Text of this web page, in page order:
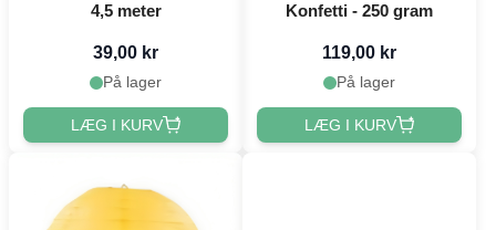
4,5 meter
39,00 kr
På lager
LÆG I KURV
Konfetti - 250 gram
119,00 kr
På lager
LÆG I KURV